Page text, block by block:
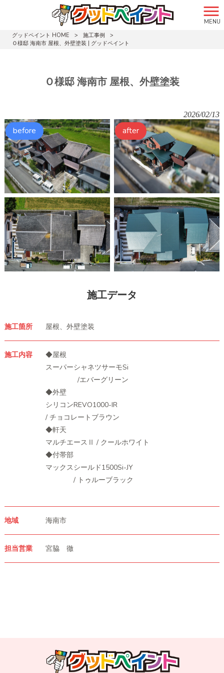
MENU
グッドペイント HOME
> 施工事例
>
Ｏ様邸 海南市 屋根、外壁塗装 | グッドペイント
Ｏ様邸 海南市 屋根、外壁塗装
2026/02/13
施工データ
施工箇所 屋根、外壁塗装
施工内容
◆屋根
スーパーシャネツサーモSi
/エバーグリーン
◆外壁
シリコンREVO1000-IR
/ チョコレートブラウン
◆軒天
マルチエースⅡ / クールホワイト
◆付帯部
マックスシールド1500Si-JY
/ トゥルーブラック
地域 海南市
担当営業 宮脇 徹